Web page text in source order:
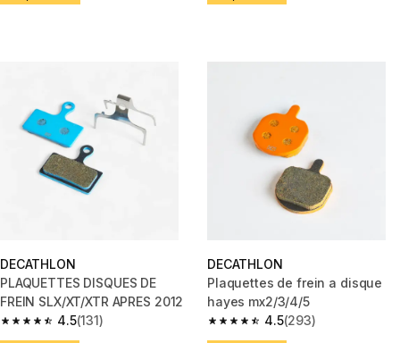
DECATHLON
PLAQUETTES DISQUES DE
FREIN SLX/XT/XTR APRES 2012
4.5
4.5 out of 5 stars from 131 reviews
(131)
DECATHLON
Plaquettes de frein a disque
hayes mx2/3/4/5
4.5
4.5 out of 5 stars from 293
(293)